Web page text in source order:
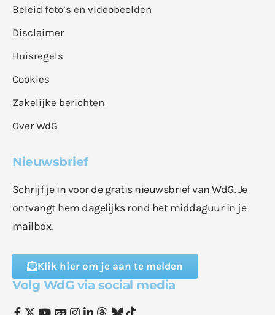
Beleid foto’s en videobeelden
Disclaimer
Huisregels
Cookies
Zakelijke berichten
Over WdG
Nieuwsbrief
Schrijf je in voor de gratis nieuwsbrief van WdG. Je
ontvangt hem dagelijks rond het middaguur in je
mailbox.
Klik hier om je aan te melden
Volg WdG via social media